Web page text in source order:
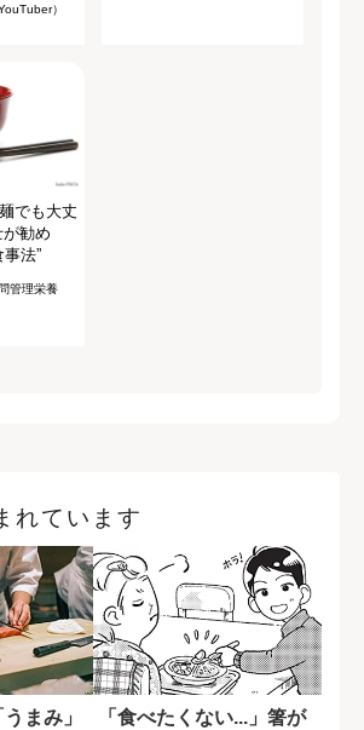
）
でも大丈
勧め
法”
管理栄養
れています
まみ」
「食べたくない...」箸が